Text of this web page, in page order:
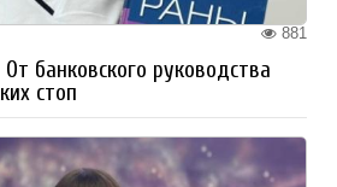
881
банковского руководства
стоп